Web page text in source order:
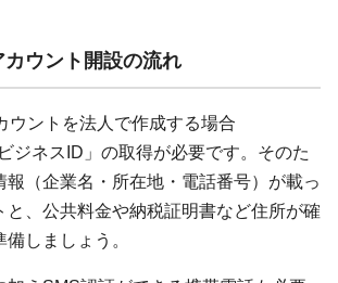
ウント開設の流れ
ウントを法人で作成する場合
ジネスID」の取得が必要です。そのた
報（企業名・所在地・電話番号）が載っ
と、公共料金や納税証明書など住所が確
しましょう。